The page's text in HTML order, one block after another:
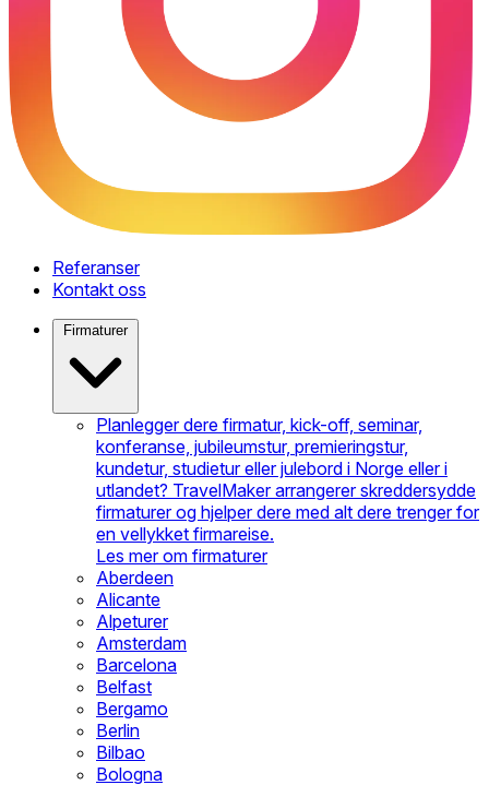
Referanser
Kontakt oss
Firmaturer
Planlegger dere firmatur, kick-off, seminar,
konferanse, jubileumstur, premieringstur,
kundetur, studietur eller julebord i Norge eller i
utlandet? TravelMaker arrangerer skreddersydde
firmaturer og hjelper dere med alt dere trenger for
en vellykket firmareise.
Les mer om firmaturer
Aberdeen
Alicante
Alpeturer
Amsterdam
Barcelona
Belfast
Bergamo
Berlin
Bilbao
Bologna